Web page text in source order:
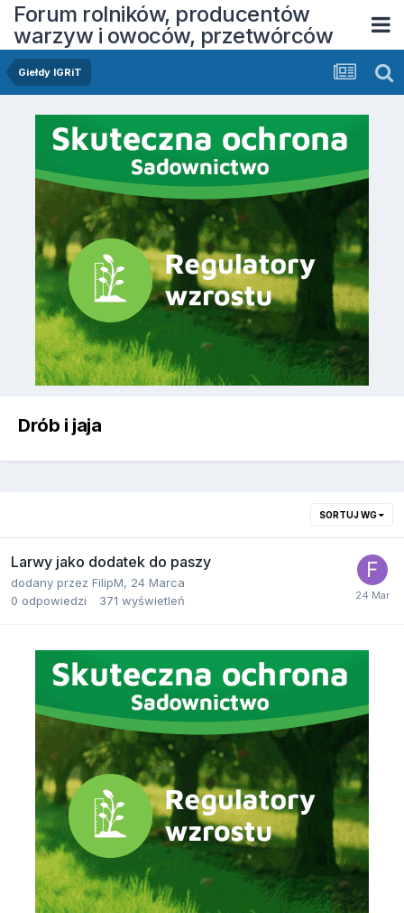
Forum rolników, producentów
warzyw i owoców, przetwórców
Giełdy IGRiT
Drób i jaja
SORTUJ WG
Larwy jako dodatek do paszy
dodany przez FilipM, 24 Marca
0 odpowiedzi 371 wyświetleń